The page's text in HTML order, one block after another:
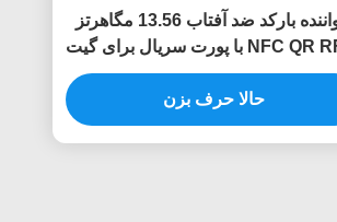
خواننده بارکد ضد آفتاب 13.56 مگاهرتز
NFC QR RFID با پورت سریال برای گیت
ورودی
حالا حرف بزن